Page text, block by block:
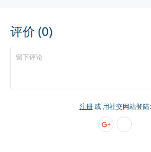
评价 (0)
注册或 用社交网站登陆: